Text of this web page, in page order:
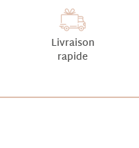
Livraison
rapide